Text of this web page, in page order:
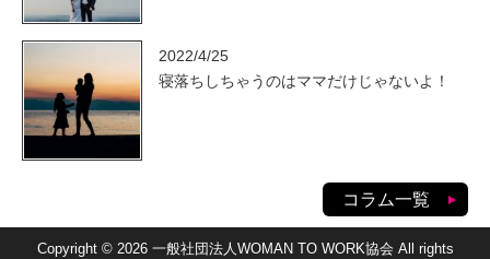
2022/4/25
寝落ちしちゃうのはママだけじゃないよ！
コラム一覧
Copyright © 2026 一般社団法人WOMAN TO WORK協会 All rights